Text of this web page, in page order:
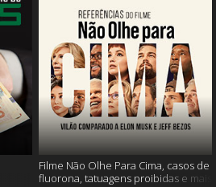
Filme Não Olhe Para Cima, casos de
fluorona, tatuagens proibidas e mais